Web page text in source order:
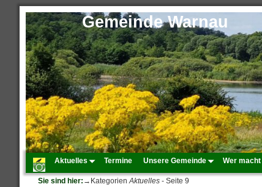
Gemeinde Warnau
Aktuelles Termine Unsere Gemeinde Wer
Sie sind hier: →KategorienAktuelles - Seite 9